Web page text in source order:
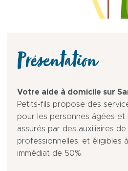
Présentation
Votre aide à domicile sur
Petits-fils propose des
pour les personnes âgées et
assurés par des auxiliaires de
professionnelles, et éligibles
immédiat de 50%.